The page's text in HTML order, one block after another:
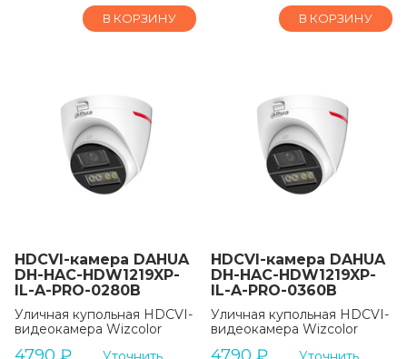
В КОРЗИНУ В КОРЗИНУ
HDCVI-камера DAHUA
DH-HAC-HDW1219XP-
IL-A-PRO-0280B
Уличная купольная HDCVI-
видеокамера Wizcolor
HDCVI-камера DAHUA
DH-HAC-HDW1219XP-
IL-A-PRO-0360B
Уличная купольная HDCVI-
видеокамера Wizcolor